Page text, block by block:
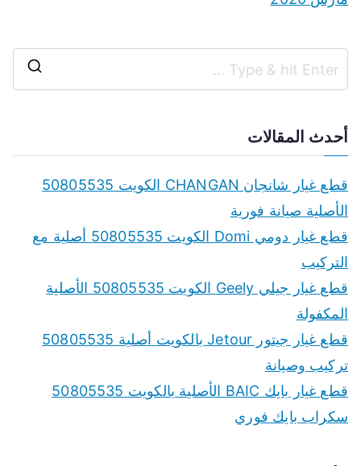
r
أحدث المقالات
قطع غيار شانجان CHANGAN الكويت 50805535
الأصلية صيانة فورية
قطع غيار دومي Domi الكويت 50805535 أصلية مع
التركيب
قطع غيار جيلي Geely الكويت 50805535 الأصلية
المكفولة
قطع غيار جيتور Jetour بالكويت أصلية 50805535
تركيب وصيانة
قطع غيار بايك BAIC الأصلية بالكويت 50805535
سكراب بايك فوري